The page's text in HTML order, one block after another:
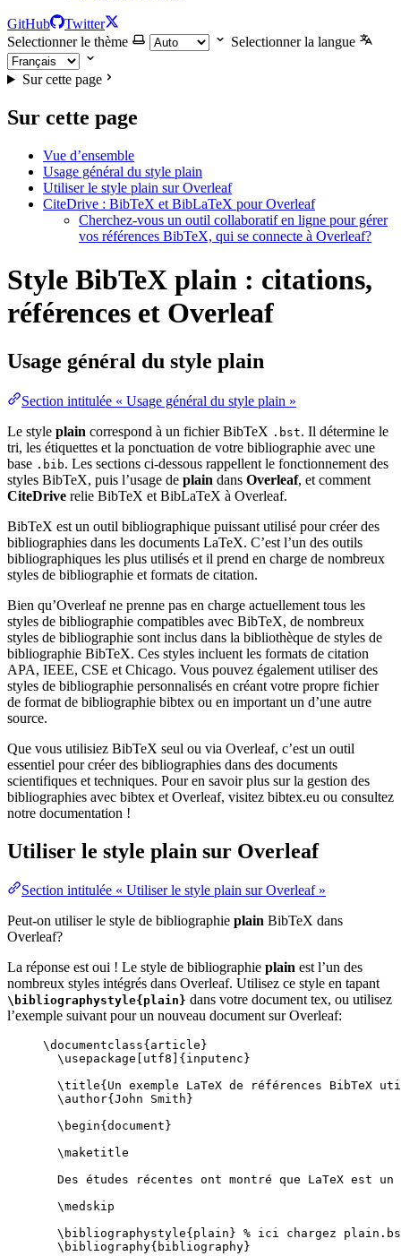
GitHub
Twitter
Selectionner le thème
Selectionner la langue
Sur cette page
Sur cette page
Vue d’ensemble
Usage général du style plain
Utiliser le style plain sur Overleaf
CiteDrive : BibTeX et BibLaTeX pour Overleaf
Cherchez-vous un outil collaboratif en ligne pour gérer
vos références BibTeX, qui se connecte à Overleaf?
Style BibTeX plain : citations,
références et Overleaf
Usage général du style plain
Section intitulée « Usage général du style plain »
Le style plain correspond à un fichier BibTeX .bst. Il détermine le
tri, les étiquettes et la ponctuation de votre bibliographie avec une
base .bib. Les sections ci-dessous rappellent le fonctionnement des
styles BibTeX, puis l’usage de plain dans Overleaf, et comment
CiteDrive relie BibTeX et BibLaTeX à Overleaf.
BibTeX est un outil bibliographique puissant utilisé pour créer des
bibliographies dans les documents LaTeX. C’est l’un des outils
bibliographiques les plus utilisés et il prend en charge de nombreux
styles de bibliographie et formats de citation.
Bien qu’Overleaf ne prenne pas en charge actuellement tous les
styles de bibliographie compatibles avec BibTeX, de nombreux
styles de bibliographie sont inclus dans la bibliothèque de styles de
bibliographie BibTeX. Ces styles incluent les formats de citation
APA, IEEE, CSE et Chicago. Vous pouvez également utiliser des
styles de bibliographie personnalisés en créant votre propre fichier
de format de bibliographie bibtex ou en important un d’une autre
source.
Que vous utilisiez BibTeX seul ou via Overleaf, c’est un outil
essentiel pour créer des bibliographies dans des documents
scientifiques et techniques. Pour en savoir plus sur la gestion des
bibliographies avec bibtex et Overleaf, visitez bibtex.eu ou consultez
notre documentation !
Utiliser le style plain sur Overleaf
Section intitulée « Utiliser le style plain sur Overleaf »
Peut-on utiliser le style de bibliographie plain BibTeX dans
Overleaf?
La réponse est oui ! Le style de bibliographie plain est l’un des
nombreux styles intégrés dans Overleaf. Utilisez ce style en tapant
\bibliographystyle{plain} dans votre document tex, ou utilisez
l’exemple suivant pour un nouveau document sur Overleaf:
\documentclass{ article }
\usepackage
utf8 ]{ inputenc }
\title{Un exemple LaTeX de références
\author{John Smith}
\begin{ document }
\maketitle
Des études récentes ont montré que LaTeX est
\medskip
\bibliographystyle{plain} % ici chargez
\bibliography{bibliography}